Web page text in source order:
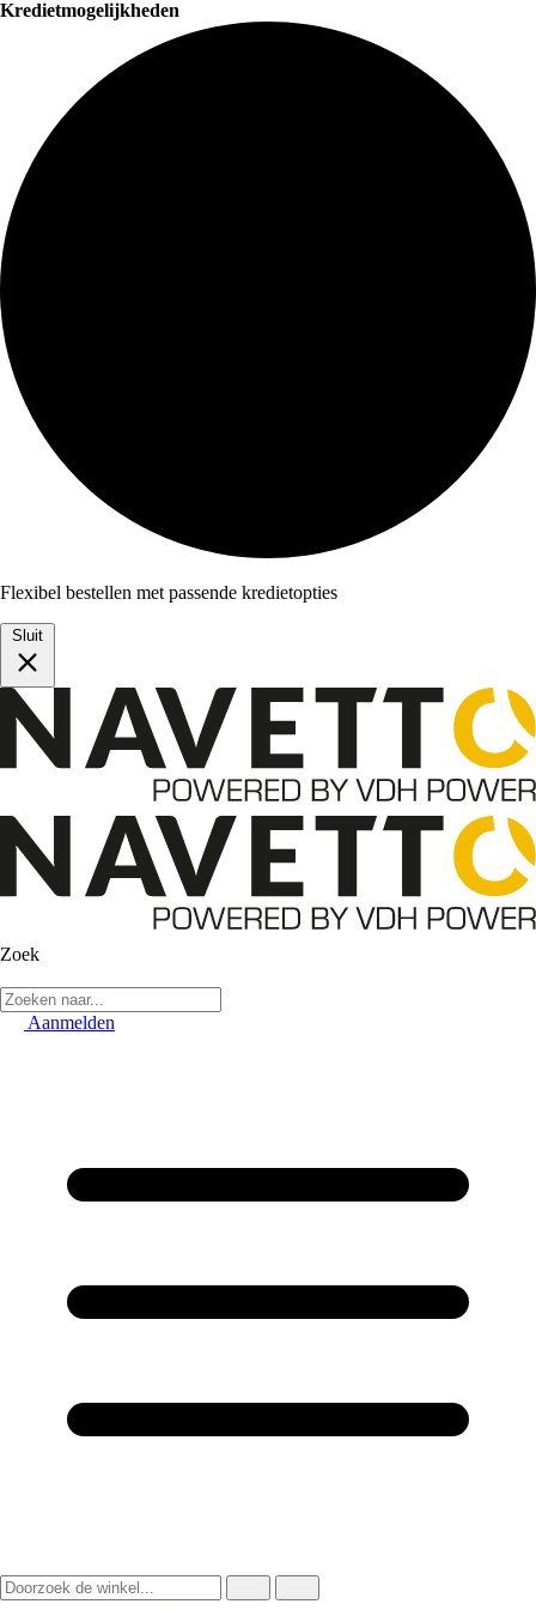
Kredietmogelijkheden
Flexibel bestellen met passende kredietopties
Sluit
Zoek
Aanmelden